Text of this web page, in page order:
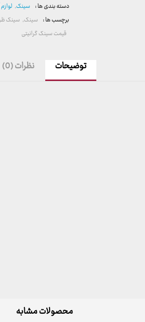
دسته بندی ها : سینک,
برچسب ها : سینک, سینک
قیمت سینک گرانیتی
توضیحات نظرات (0)
محصولات مشابه